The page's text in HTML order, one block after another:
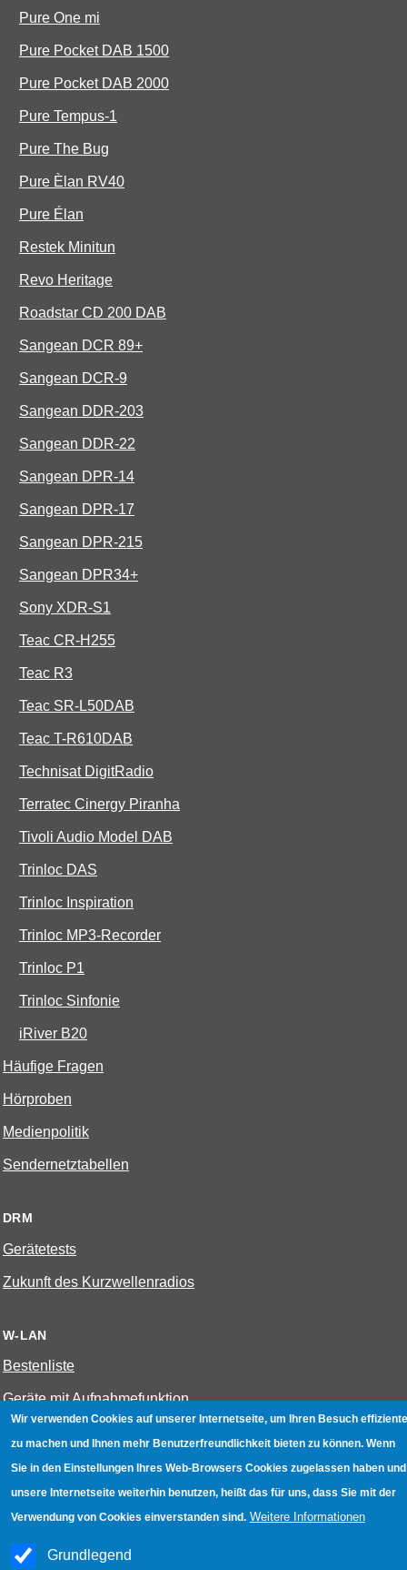
Pure One mi
Pure Pocket DAB 1500
Pure Pocket DAB 2000
Pure Tempus-1
Pure The Bug
Pure Èlan RV40
Pure Élan
Restek Minitun
Revo Heritage
Roadstar CD 200 DAB
Sangean DCR 89+
Sangean DCR-9
Sangean DDR-203
Sangean DDR-22
Sangean DPR-14
Sangean DPR-17
Sangean DPR-215
Sangean DPR34+
Sony XDR-S1
Teac CR-H255
Teac R3
Teac SR-L50DAB
Teac T-R610DAB
Technisat DigitRadio
Terratec Cinergy Piranha
Tivoli Audio Model DAB
Trinloc DAS
Trinloc Inspiration
Trinloc MP3-Recorder
Trinloc P1
Trinloc Sinfonie
iRiver B20
Häufige Fragen
Hörproben
Medienpolitik
Sendernetztabellen
DRM
Gerätetests
Zukunft des Kurzwellenradios
W-LAN
Bestenliste
Geräte mit Aufnahmefunktion
Hotspot absichern
WLAN-Testbuch
Datenschutz|Impressum
Wir verwenden Cookies auf unserer Internetseite, um Ihren Besuch
zu machen und Ihnen mehr Benutzerfreundlichkeit bieten zu können. Wenn
Sie in den Einstellungen Ihres Web-Browsers Cookies zugelassen haben und
unsere Internetseite weiterhin benutzen, heißt das für uns, dass Sie mit der
Verwendung von Cookies einverstanden sind. Weitere Informationen
Grundlegend